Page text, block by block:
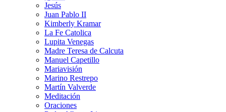
Jesús
Juan Pablo II
Kimberly Kramar
La Fe Catolica
Lupita Venegas
Madre Teresa de Calcuta
Manuel Capetillo
Mariavisión
Marino Restrepo
Martín Valverde
Meditación
Oraciones